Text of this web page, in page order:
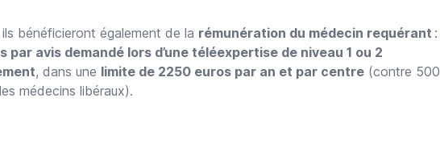
ils bénéficieront également de la rémunération du médecin requérant :
par avis demandé lors d’une téléexpertise de niveau 1 ou 2
, dans une limite de 2250 euros par an et par centre (contre 500
médecins libéraux).